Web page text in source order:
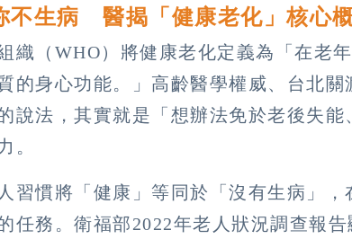
不生病 醫揭「健康老化」核心
織（WHO）將健康老化定義為「在老
的身心功能。」高齡醫學權威、台北
說法，其實就是「想辦法免於老後失
。
習慣將「健康」等同於「沒有生病」
任務。衛福部2022年老人狀況調查報